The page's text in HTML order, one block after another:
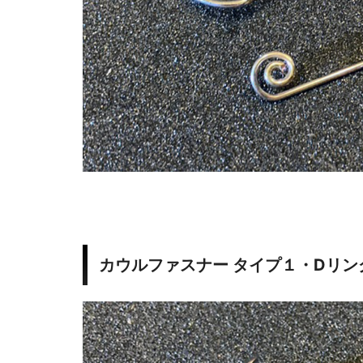
カウルファスナー タイプ１・Dリン